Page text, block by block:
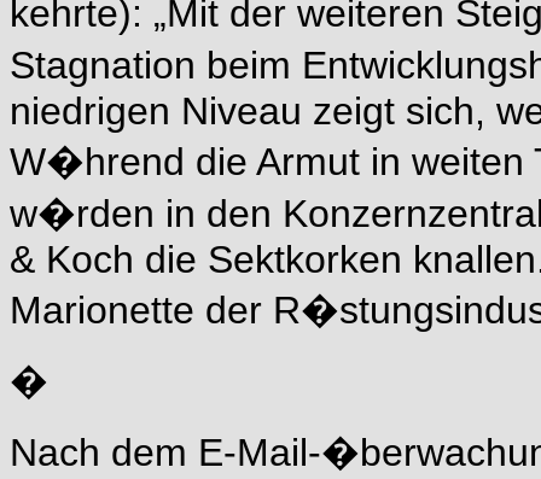
kehrte): „Mit der weiteren
Stagnation beim
niedrigen Niveau zeigt sich,
W�hrend die Armut in weiten
w�rden in den
& Koch die Sektkorken
Marionette der
�
Nach dem E-Mail-